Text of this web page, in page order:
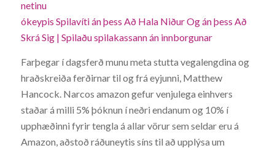
netinu
ókeypis Spilavíti án þess Að Hala Niður Og án þess Að
Skrá Sig | Spilaðu spilakassann án innborgunar
Farþegar í dagsferð munu meta stutta vegalengdina og
hraðskreiða ferðirnar til og frá eyjunni, Matthew
Hancock. Narcos amazon gefur venjulega einhvers
staðar á milli 5% þóknun í neðri endanum og 10% í
upphæðinni fyrir tengla á allar vörur sem seldar eru á
Amazon, aðstoð ráðuneytis síns til að upplýsa um